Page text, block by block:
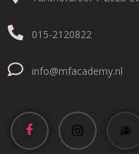
015-2120822
info@mfacademy.nl